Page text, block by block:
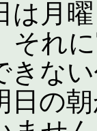
は月
それ
きな
日の